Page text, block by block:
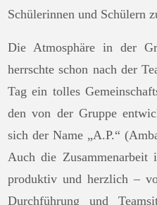
Schülerinnen und Schülern
Die Atmosphäre in der
herrschte schon nach der
Tag ein tolles
den von der Gruppe
sich der Name „A.P.“
Auch die Zusammenarbeit
produktiv und herzlich –
Durchführung und